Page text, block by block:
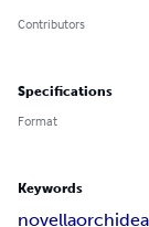
Contributors
Specifications
Format
Keywords
novellaorchidea